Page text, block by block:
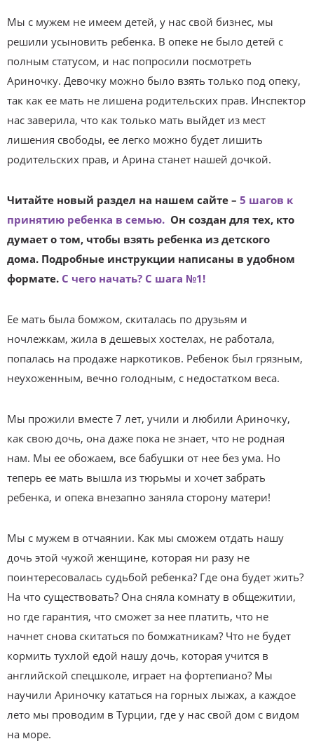
Мы с мужем не имеем детей, у нас свой бизнес, мы
решили усыновить ребенка. В опеке не было детей с
полным статусом, и нас попросили посмотреть
Ариночку. Девочку можно было взять только под опеку,
так как ее мать не лишена родительских прав. Инспектор
нас заверила, что как только мать выйдет из мест
лишения свободы, ее легко можно будет лишить
родительских прав, и Арина станет нашей дочкой.
Читайте новый раздел на нашем сайте – 5 шагов к
принятию ребенка в семью. Он создан для тех, кто
думает о том, чтобы взять ребенка из детского
дома. Подробные инструкции написаны в удобном
формате. С чего начать? С шага №1!
Ее мать была бомжом, скиталась по друзьям и
ночлежкам, жила в дешевых хостелах, не работала,
попалась на продаже наркотиков. Ребенок был грязным,
неухоженным, вечно голодным, с недостатком веса.
Мы прожили вместе 7 лет, учили и любили Ариночку,
как свою дочь, она даже пока не знает, что не родная
нам. Мы ее обожаем, все бабушки от нее без ума. Но
теперь ее мать вышла из тюрьмы и хочет забрать
ребенка, и опека внезапно заняла сторону матери!
Мы с мужем в отчаянии. Как мы сможем отдать нашу
дочь этой чужой женщине, которая ни разу не
поинтересовалась судьбой ребенка? Где она будет жить?
На что существовать? Она сняла комнату в общежитии,
но где гарантия, что сможет за нее платить, что не
начнет снова скитаться по бомжатникам? Что не будет
кормить тухлой едой нашу дочь, которая учится в
английской спецшколе, играет на фортепиано? Мы
научили Ариночку кататься на горных лыжах, а каждое
лето мы проводим в Турции, где у нас свой дом с видом
на море.